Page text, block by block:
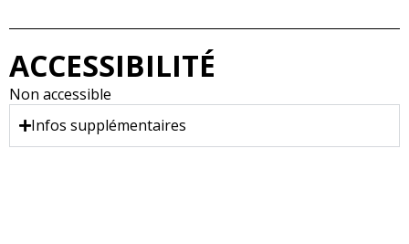
ACCESSIBILITÉ
Non accessible
Infos supplémentaires